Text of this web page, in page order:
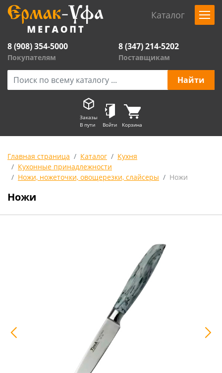
Каталог
8 (908) 354-5000
Покупателям
8 (347) 214-5202
Поставщикам
Заказы
В пути
Войти Корзина
Главная страница Каталог
Кухня
Кухонные принадлежности
Ножи, ножеточки, овощерезки, слайсеры
Ножи
Ножи